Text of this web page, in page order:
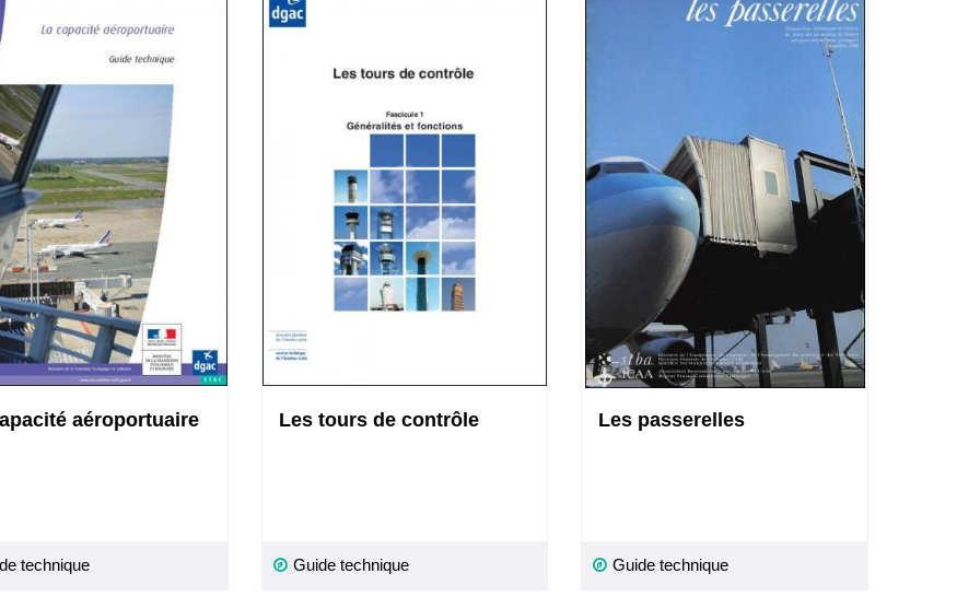
aéroportuaire
technique
Les tours de contrôle
Guide technique
Les passerelles
Guide technique